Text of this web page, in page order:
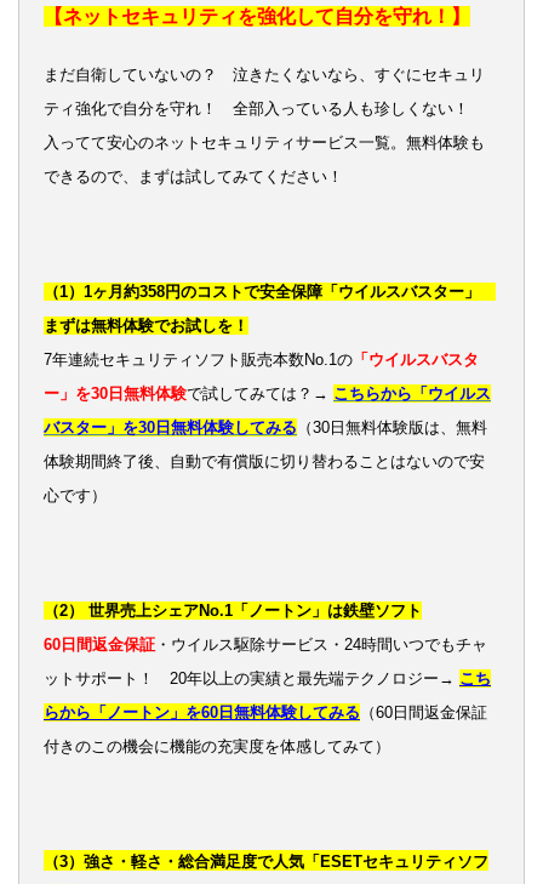
【ネットセキュリティを強化して自分を守れ！】
まだ自衛していないの？ 泣きたくないなら、すぐにセキュリ
ティ強化で自分を守れ！ 全部入っている人も珍しくない！
入ってて安心のネットセキュリティサービス一覧。無料体験も
できるので、まずは試してみてください！
（1）1ヶ月約358円のコストで安全保障「ウイルスバスター」
まずは無料体験でお試しを！
7年連続セキュリティソフト販売本数No.1の 「ウイルスバスタ
ー」を30日無料体験で試してみては？→ こちらから「ウイルス
バスター」を30日無料体験してみる （30日無料体験版は、無料
体験期間終了後、自動で有償版に切り替わることはないので安
心です）
（2） 世界売上シェアNo.1「ノートン」は鉄壁ソフト
60日間返金保証 ・ウイルス駆除サービス・24時間いつでもチャ
ットサポート！ 20年以上の実績と最先端テクノロジー→ こち
らから「ノートン」を60日無料体験してみる （60日間返金保証
付きのこの機会に機能の充実度を体感してみて）
（3）強さ・軽さ・総合満足度で人気「ESETセキュリティソフ